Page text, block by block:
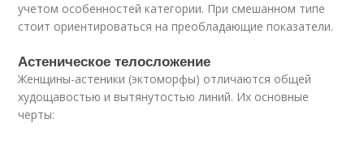
учетом особенностей категории. При смешанном типе
стоит ориентироваться на преобладающие показатели.
Астеническое телосложение
Женщины-астеники (эктоморфы) отличаются общей
худощавостью и вытянутостью линий. Их основные
черты: